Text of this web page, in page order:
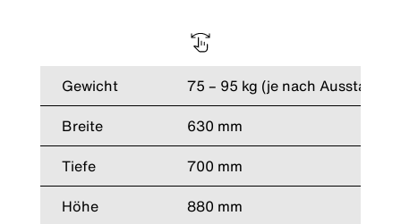
Gewicht
75 – 95 kg (je nach
Breite
630 mm
Tiefe
700 mm
Höhe
880 mm